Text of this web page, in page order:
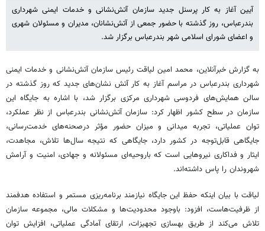
آیین آغاز به کار پرسنل جدید سازمان آتش‌نشانی و خدمات ایمنی شهرداری
بندرعباس، روز گذشته با حضور جمعی از آتش‌نشانان، مدیران و مسئولان شهری
و اعضای شورای اسلامی شهر بندرعباس برگزار شد.
به گزارش خبرآنلاین، محمد امین لیاقت رئیس سازمان آتش‌نشانی و خدمات ایمنی
شهرداری بندرعباس در مراسم آغاز به کار آتش نشان‌های جدید که روز گذشته در
سالن همایش‌های فردوسی شهرداری مرکزی برگزار شد، با اشاره به جایگاه این
سازمان در سطح کشور اظهار کرد: سازمان آتش‌نشانی بندرعباس از نظر عملکرد،
توان عملیاتی، تجربه میدانی و میزان حضور مؤثر درصحنه‌های خدمت‌رسانی،
جایگاهی قابل‌توجه در کشور دارد، جایگاهی که نتیجه سال‌ها تلاش، مجاهدت،
ایثار و فداکاری نیروهایی است که باروحیه‌ای مسئولانه و جهادی، امنیت و آرامش
شهروندان را پاس داشته‌اند.
لیاقت با بیان اینکه حفظ این جایگاه نیازمند برنامه‌ریزی مستمر و استفاده هدفمند
از ظرفیت‌هاست، افزود: باوجود محدودیت‌ها و مشکلات مالی، مجموعه سازمان
تلاش می‌کند از طریق بهسازی تجهیزات، ارتقای آمادگی عملیاتی، افزایش توان